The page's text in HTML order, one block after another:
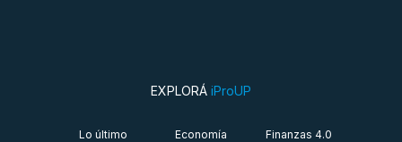
EXPLORÁ iProUP
Lo último
Economía
Finanzas 4.0